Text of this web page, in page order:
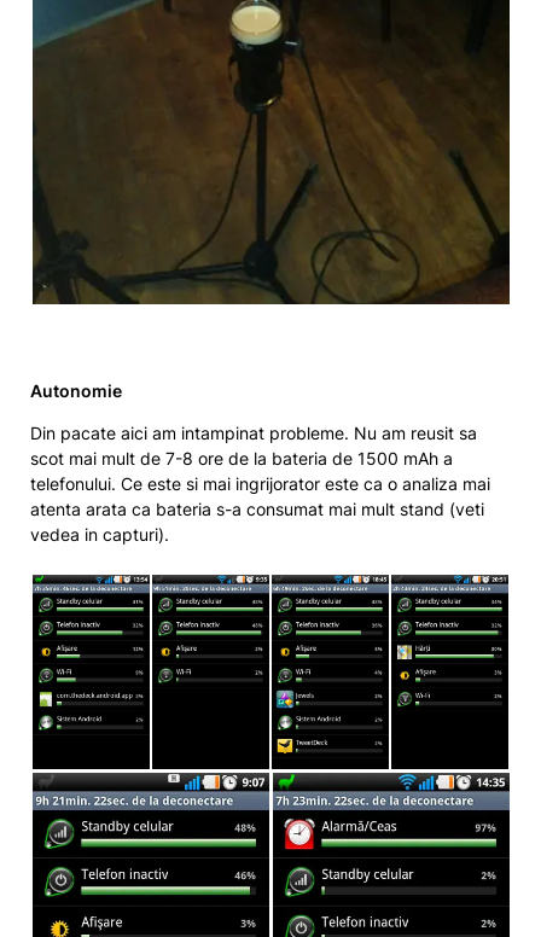
Autonomie
Din pacate aici am intampinat probleme. Nu am reusit sa
scot mai mult de 7-8 ore de la bateria de 1500 mAh a
telefonului. Ce este si mai ingrijorator este ca o analiza mai
atenta arata ca bateria s-a consumat mai mult stand (veti
vedea in capturi).